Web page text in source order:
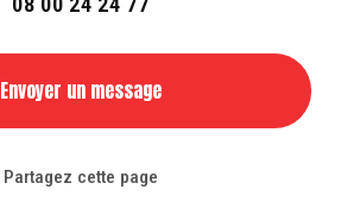
Envoyer un message
Partagez cette page